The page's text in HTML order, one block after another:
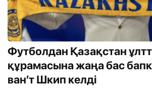
Футболдан Қазақстан
құрамасына жаңа бас
ван’т Шкип келді